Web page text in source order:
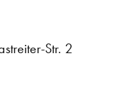
Str. 2